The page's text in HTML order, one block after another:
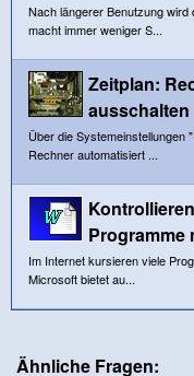
Nach längerer Benutzung
macht immer weniger S...
Zeitplan:
ausschalten
Über die Systemeinstellungen
Rechner automatisiert ...
Programme
Im Internet kursieren viele
Microsoft bietet au...
Ähnliche Fragen: